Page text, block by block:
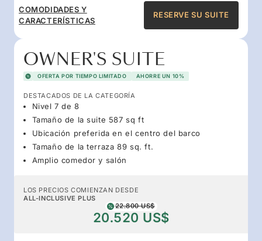
COMODIDADES Y
CARACTERÍSTICAS
RESERVE SU SUITE
OWNER'S SUITE
OFERTA POR TIEMPO LIMITADO AHORRE UN 10%
DESTACADOS DE LA CATEGORÍA
Nivel 7 de 8
Tamaño de la suite 587 sq ft
Ubicación preferida en el centro del barco
Tamaño de la terraza 89 sq. ft.
Amplio comedor y salón
LOS PRECIOS COMIENZAN DESDE
ALL-INCLUSIVE PLUS
22.800 US$
20.520 US$